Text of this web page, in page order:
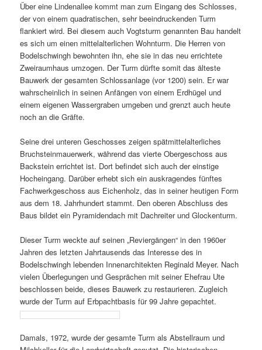
Über eine Lindenallee kommt man zum Eingang des Schlosses,
der von einem quadratischen, sehr beeindruckenden Turm
flankiert wird. Bei diesem auch Vogtsturm genannten Bau handelt
es sich um einen mittelalterlichen Wohnturm. Die Herren von
Bodelschwingh bewohnten ihn, ehe sie in das neu errichtete
Zweiraumhaus umzogen. Der Turm dürfte somit das älteste
Bauwerk der gesamten Schlossanlage (vor 1200) sein. Er war
wahrscheinlich in seinen Anfängen von einem Erdhügel und
einem eigenen Wassergraben umgeben und grenzt auch heute
noch an die Gräfte.
Seine drei unteren Geschosses zeigen spätmittelalterliches
Bruchsteinmauerwerk, während das vierte Obergeschoss aus
Backstein errichtet ist. Dort befindet sich auch der einstige
Hocheingang. Darüber erhebt sich ein auskragendes fünftes
Fachwerkgeschoss aus Eichenholz, das in seiner heutigen Form
aus dem 18. Jahrhundert stammt. Den oberen Abschluss des
Baus bildet ein Pyramidendach mit Dachreiter und Glockenturm.
Dieser Turm weckte auf seinen „Reviergängen“ in den 1960er
Jahren des letzten Jahrtausends das Interesse des in
Bodelschwingh lebenden Innenarchitekten Reginald Meyer. Nach
vielen Überlegungen und Gesprächen mit seiner Ehefrau Ute
beschlossen beide, dieses Bauwerk zu restaurieren. Zugleich
wurde der Turm auf Erbpachtbasis für 99 Jahre gepachtet.
Damals, 1972, wurde der gesamte Turm als Abstellraum und